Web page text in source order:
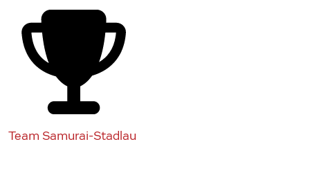
Team Samurai-Stadlau